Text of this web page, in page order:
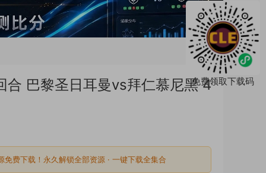
巴黎圣日耳曼vs拜仁慕尼黑 4
费下载！永久解锁全部资源 · 一键下载全集合
免费领取下载码